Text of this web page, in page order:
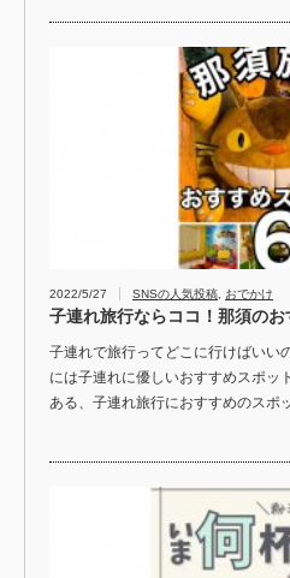
2022/5/27 SNSの人気投稿, おでかけ
子連れ旅行ならココ！那須の
子連れで旅行ってどこに行けばいい
には子連れに優しいおすすめスポッ
ある、子連れ旅行におすすめのスポ